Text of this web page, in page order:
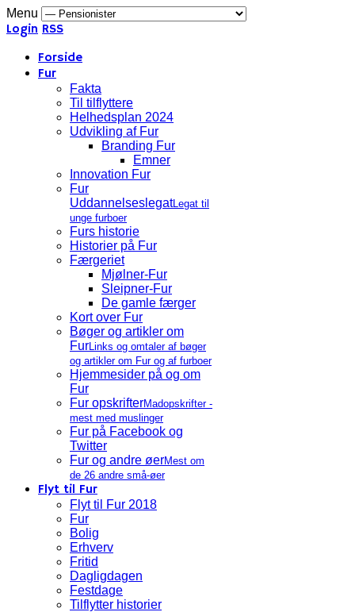
Menu
Login RSS
Forside
Fur
Fakta
Til tilflyttere
Helhedsplan 2024
Udvikling af Fur
Branding Fur
Emner
Innovation Fur
Fur
UddannelseslegatLegat til
unge furboer
Furs historie
Historier på Fur
Færgeriet
Mjølner-Fur
Sleipner-Fur
De gamle færger
Kort over Fur
Bøger og artikler om
FurLinks og omtaler af bøger
og artikler om Fur og af furboer
Hjemmesider på og om
Fur
Fur opskrifterMadopskrifter -
mest med muslinger
Fur på Facebook og
Twitter
Fur og andre øerMest om
de 26 andre små-øer
Flyt til Fur
Flyt til Fur 2018
Fur
Bolig
Erhverv
Fritid
Dagligdagen
Festdage
Tilflytter historier